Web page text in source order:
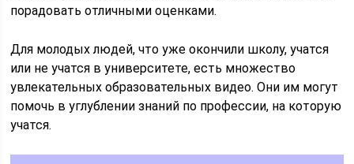
порадовать отличными оценками.
Для молодых людей, что уже окончили школу, учатся
или не учатся в университете, есть множество
увлекательных образовательных видео. Они им могут
помочь в углублении знаний по профессии, на которую
учатся.